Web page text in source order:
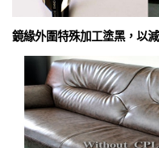
鏡緣外圍特殊加工塗黑，以